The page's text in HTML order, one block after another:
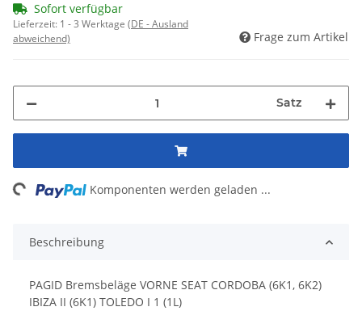
Sofort verfügbar
Lieferzeit: 1 - 3 Werktage (DE - Ausland
abweichend)
Frage zum Artikel
Satz
Komponenten werden geladen ...
Beschreibung
PAGID Bremsbeläge VORNE SEAT CORDOBA (6K1, 6K2)
IBIZA II (6K1) TOLEDO I 1 (1L)